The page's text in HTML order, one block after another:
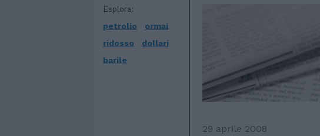
Esplora:
petrolio
ormai
ridosso
dollari
barile
29 aprile 2008